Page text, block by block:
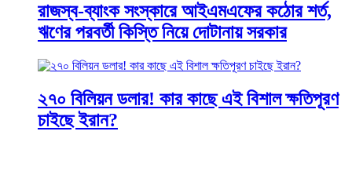
রাজস্ব-ব্যাংক সংস্কারে আইএমএফের কঠোর শর্ত,
ঋণের পরবর্তী কিস্তি নিয়ে দোটানায় সরকার
২৭০ বিলিয়ন ডলার! কার কাছে এই বিশাল ক্ষতিপূরণ
চাইছে ইরান?